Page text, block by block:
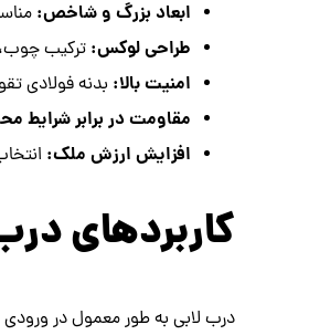
ابعاد بزرگ و شاخص:
طراحی لوکس: ترکیب
امنیت بالا: بدنه فولادی
مقاومت در برابر شرایط
افزایش ارزش ملک:
کاربردهای
درب لابی به طور معمول در